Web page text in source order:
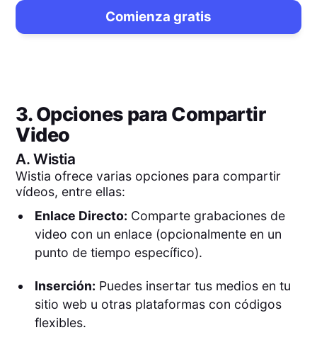
Comienza gratis
3. Opciones para Compartir
Video
A.Wistia
Wistia ofrece varias opciones para compartir
vídeos, entre ellas:
Enlace Directo: Comparte grabaciones de
video con un enlace (opcionalmente en un
punto de tiempo específico).
Inserción: Puedes insertar tus medios en tu
sitio web u otras plataformas con códigos
flexibles.